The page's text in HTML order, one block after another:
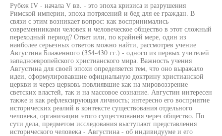
Рубеж IV - начала V вв. - это эпоха кризиса и разрушения
Римской империи, эпоха потрясений и бед для ее граждан. В
связи с этим возникает вопрос: как воспринимались
современниками человек и человеческое общество в этот сложный
переходный период? Ответ или, по крайней мере, один из
наиболее серьезных ответов можно найти, рассмотрев учение
Августина Блаженного (354-430 гг.) - одного из первых учителей
западноевропейского христианского мира. Важность учения
Августина для своей эпохи определяется тем, что оно выражало
идеи, сформулировавшие официальную доктрину христианской
церкви и через церковь повлиявшие как на мировоззрение
светских властей, так и на массовое сознание. Августин интересен
также и как рефлексирующая личность; интересно его восприятие
исторических реалий в контексте существования отдельного
человека, организации этого существования через общество. По
сути дела, предметом исследования выступают представления
исторического человека - Августина - об индивидууме и его